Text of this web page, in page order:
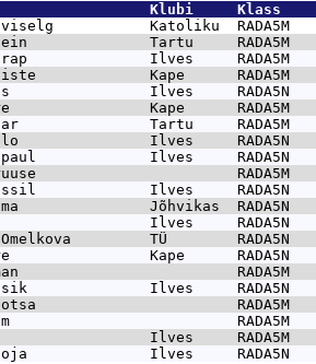
Klubi
Katoliku  RADA5M
Tartu     RADA5M
Ilves     RADA5M
Kape      RADA5M
Ilves     RADA5N
Kape      RADA5M
Tartu     RADA5M
Ilves     RADA5N
Ilves     RADA5N
RADA5M
Ilves     RADA5N
Jõhvikas  RADA5N
Ilves     RADA5N
Omelkova         TÜ        RADA5N
Kape      RADA5N
RADA5M
Ilves     RADA5N
RADA5M
RADA5M
Ilves     RADA5M
Ilves     RADA5N